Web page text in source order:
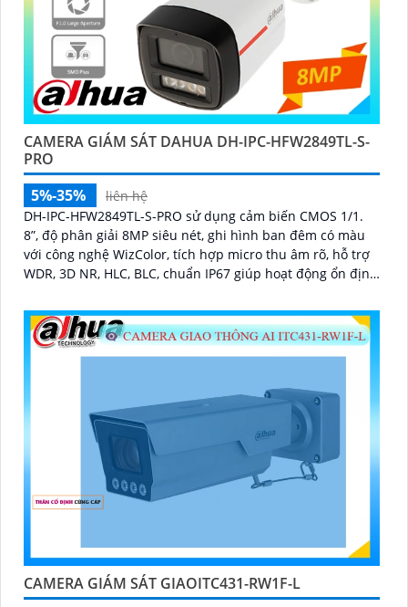
CAMERA GIÁM SÁT DAHUA DH-IPC-HFW2849TL-S-
PRO
5%-35%
liên hệ
DH-IPC-HFW2849TL-S-PRO sử dụng cảm biến CMOS 1/1.
8”, độ phân giải 8MP siêu nét, ghi hình ban đêm có màu
với công nghệ WizColor, tích hợp micro thu âm rõ, hỗ trợ
WDR, 3D NR, HLC, BLC, chuẩn IP67 giúp hoạt động ổn định
CAMERA GIÁM SÁT GIAOITC431-RW1F-L